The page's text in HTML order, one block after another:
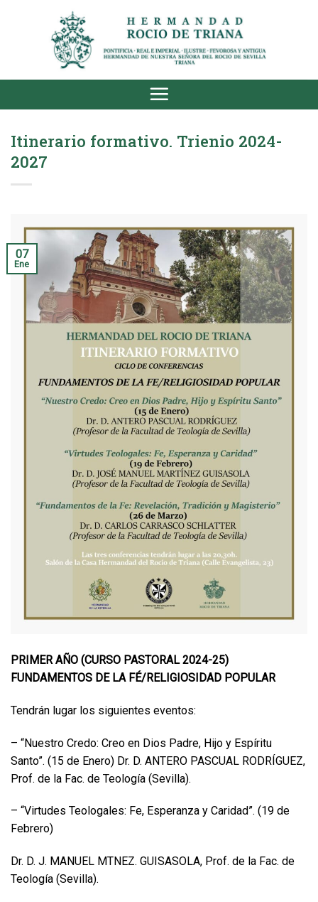
Itinerario formativo. Trienio 2024-
2027
07
Ene
PRIMER AÑO (CURSO PASTORAL 2024-25)
FUNDAMENTOS DE LA FÉ/RELIGIOSIDAD POPULAR
Tendrán lugar los siguientes eventos:
– “Nuestro Credo: Creo en Dios Padre, Hijo y Espíritu
Santo”. (15 de Enero) Dr. D. ANTERO PASCUAL RODRÍGUEZ,
Prof. de la Fac. de Teología (Sevilla).
– “Virtudes Teologales: Fe, Esperanza y Caridad”. (19 de
Febrero)
Dr. D. J. MANUEL MTNEZ. GUISASOLA, Prof. de la Fac. de
Teología (Sevilla).